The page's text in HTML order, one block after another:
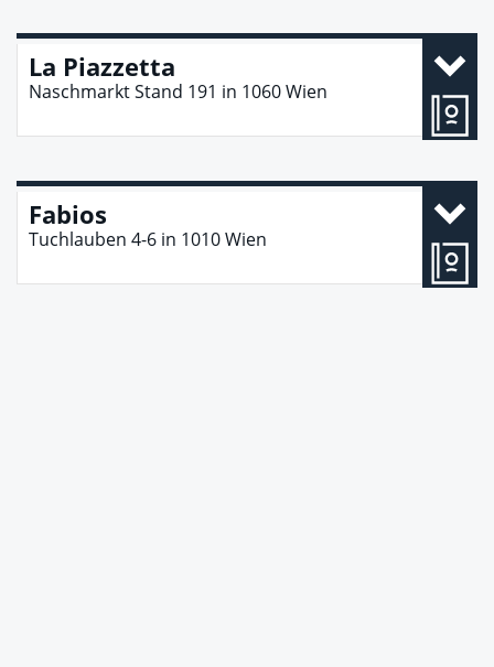
La Piazzetta
Naschmarkt Stand 191 in 1060Wien
Fabios
Tuchlauben 4-6 in 1010Wien